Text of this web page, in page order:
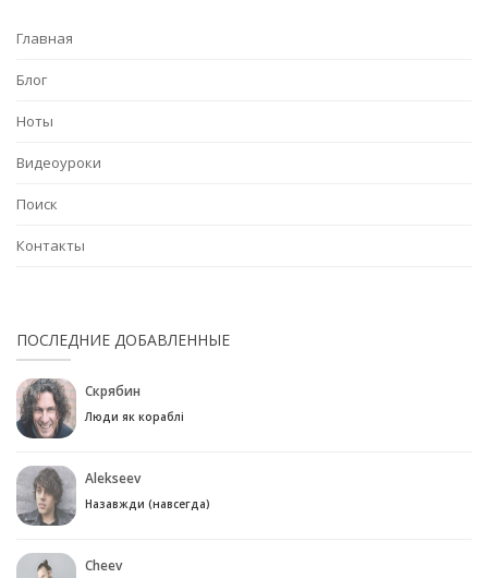
Главная
Блог
Ноты
Видеоуроки
Поиск
Контакты
ПОСЛЕДНИЕ ДОБАВЛЕННЫЕ
Скрябин
Люди як кораблі
Alekseev
Назавжди (навсегда)
Cheev